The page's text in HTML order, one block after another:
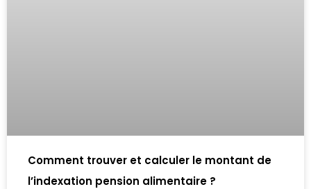
Comment trouver et calculer le montant de
l’indexation pension alimentaire ?